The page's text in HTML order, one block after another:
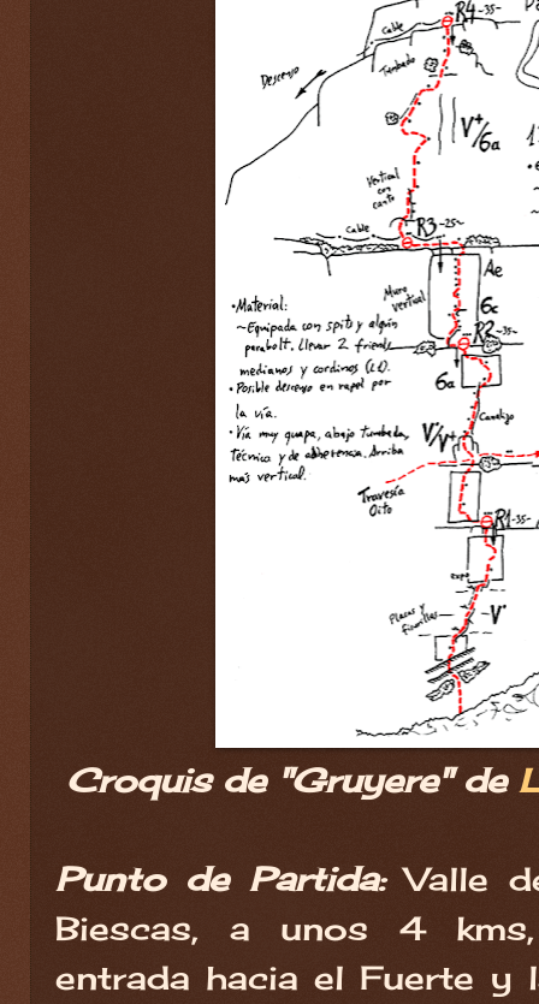
Croquis de "Gruyere" de
Punto de Partida:Valle
Biescas, a unos 4
entrada hacia el Fuerte y